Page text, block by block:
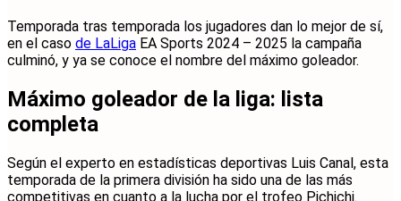
Temporada tras temporada los jugadores dan lo mejor de sí,
en el caso de LaLiga EA Sports 2024 – 2025 la campaña
culminó, y ya se conoce el nombre del máximo goleador.
Máximo goleador de la liga: lista
completa
Según el experto en estadísticas deportivas Luis Canal, esta
temporada de la primera división ha sido una de las más
competitivas en cuanto a la lucha por el trofeo Pichichi.